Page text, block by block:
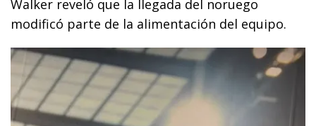
Walker reveló que la llegada del noruego
modificó parte de la alimentación del equipo.